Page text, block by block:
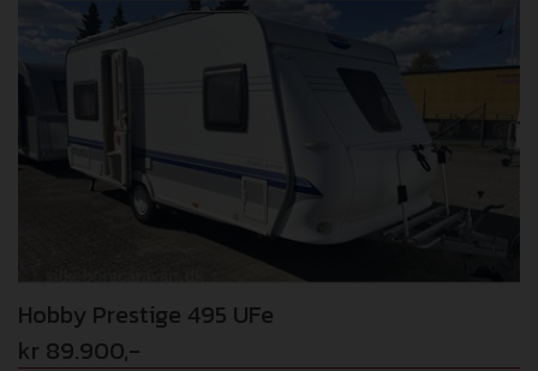
Evolution mover, Ekstra kraftig aksel (1.750 kg), TV-
holder, Isabella Commodore North Carbon X. Første
indregistrering 12/6-2014! Vi tager forbehold for fejl i
Hobby Prestige 495 UFe
kr 89.900,-